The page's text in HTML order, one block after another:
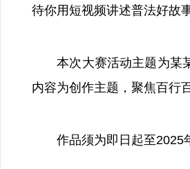
待你用短视频讲述普法好故
本次大赛活动主题为某某
内容为创作主题，聚焦百行
作品须为即日起至2025年